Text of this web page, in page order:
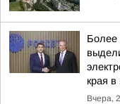
Более
края в
Вчера,